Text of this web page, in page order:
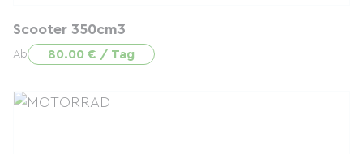
Scooter 350cm3
Ab 80.00 € / Tag